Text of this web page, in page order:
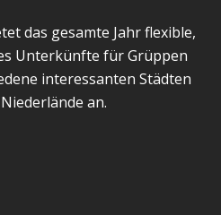
das gesamte Jahr flexible,
Unterkünfte für Grüppen
interessanten Städten
an.